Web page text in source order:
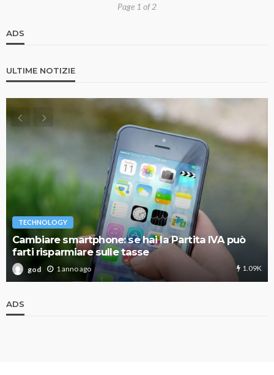
Page 1 of 2
ADS
ULTIME NOTIZIE
TECHNOLOGY
Cambiare smartphone: se hai la Partita IVA può
farti risparmiare sulle tasse
god 1 anno ago 1.09K
ADS